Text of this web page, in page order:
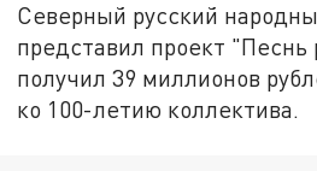
Северный русский
представил проект "Песнь
получил 39 миллионов
ко 100-летию коллектива.